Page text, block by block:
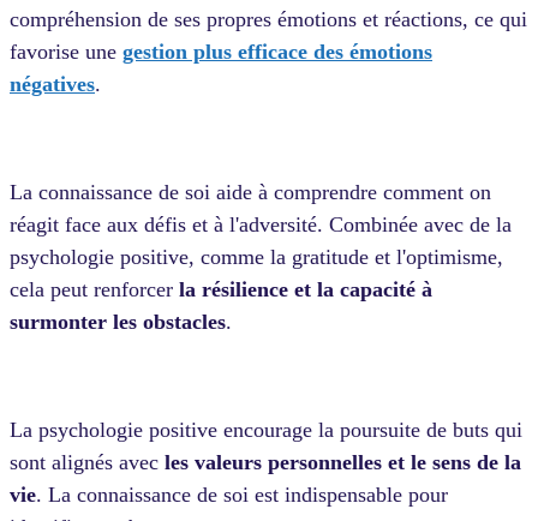
compréhension de ses propres émotions et réactions, ce qui
favorise une gestion plus efficace des émotions
négatives.
La connaissance de soi aide à comprendre comment on
réagit face aux défis et à l'adversité. Combinée avec de la
psychologie positive, comme la gratitude et l'optimisme,
cela peut renforcer la résilience et la capacité à
surmonter les obstacles.
La psychologie positive encourage la poursuite de buts qui
sont alignés avec les valeurs personnelles et le sens de la
vie. La connaissance de soi est indispensable pour